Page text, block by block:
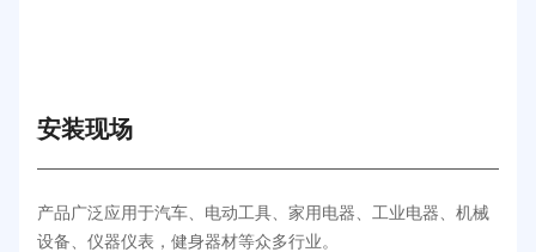
安装现场
产品广泛应用于汽车、电动工具、家用电器、工业电器、机械
设备、仪器仪表，健身器材等众多行业。